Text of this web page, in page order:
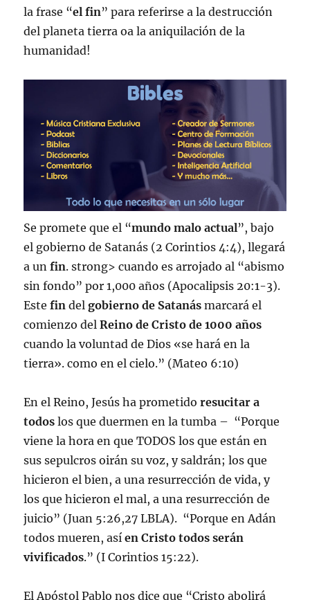
la frase “el fin” para referirse a la destrucción
del planeta tierra oa la aniquilación de la
humanidad!
Se promete que el “mundo malo actual”, bajo
el gobierno de Satanás (2 Corintios 4:4), llegará
a unfin. strong> cuando es arrojado al “abismo
sin fondo” por 1,000 años (Apocalipsis 20:1-3).
Estefin delgobierno de Satanás marcará el
comienzo delReino de Cristo de 1000 años
cuando la voluntad de Dios «se hará en la
tierra». como en el cielo.” (Mateo 6:10)
En el Reino, Jesús ha prometidoresucitar a
todos los que duermen en la tumba – “Porque
viene la hora en que TODOS los que están en
sus sepulcros oirán su voz, y saldrán; los que
hicieron el bien, a una resurrección de vida, y
los que hicieron el mal, a una resurrección de
juicio” (Juan 5:26,27 LBLA). “Porque en Adán
todos mueren, asíen Cristo todos serán
vivificados.” (I Corintios 15:22).
El Apóstol Pablo nos dice que “Cristo abolirá